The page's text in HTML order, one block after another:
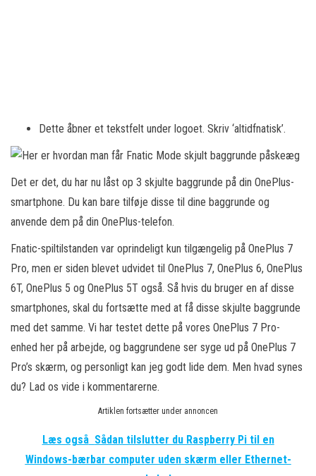
Dette åbner et tekstfelt under logoet. Skriv ‘altidfnatisk’.
Det er det, du har nu låst op 3 skjulte baggrunde på din OnePlus-
smartphone. Du kan bare tilføje disse til dine baggrunde og
anvende dem på din OnePlus-telefon.
Fnatic-spiltilstanden var oprindeligt kun tilgængelig på OnePlus 7
Pro, men er siden blevet udvidet til OnePlus 7, OnePlus 6, OnePlus
6T, OnePlus 5 og OnePlus 5T også. Så hvis du bruger en af disse
smartphones, skal du fortsætte med at få disse skjulte baggrunde
med det samme. Vi har testet dette på vores OnePlus 7 Pro-
enhed her på arbejde, og baggrundene ser syge ud på OnePlus 7
Pro’s skærm, og personligt kan jeg godt lide dem. Men hvad synes
du? Lad os vide i kommentarerne.
Artiklen fortsætter under annoncen
Læs også Sådan tilslutter du Raspberry Pi til en
Windows-bærbar computer uden skærm eller Ethernet-